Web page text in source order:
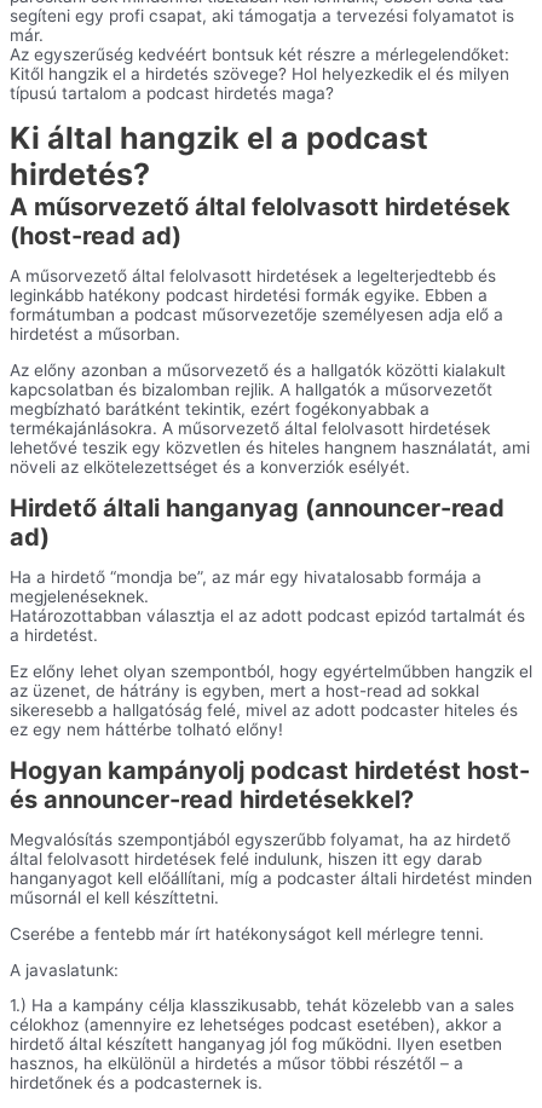
segíteni egy profi csapat, aki támogatja a tervezési folyamatot is
már.
Az egyszerűség kedvéért bontsuk két részre a mérlegelendőket:
Kitől hangzik el a hirdetés szövege? Hol helyezkedik el és milyen
típusú tartalom a podcast hirdetés maga?
Ki által hangzik el a podcast
hirdetés?
A műsorvezető által felolvasott hirdetések
(host-read ad)
A műsorvezető által felolvasott hirdetések a legelterjedtebb és
leginkább hatékony podcast hirdetési formák egyike. Ebben a
formátumban a podcast műsorvezetője személyesen adja elő a
hirdetést a műsorban.
Az előny azonban a műsorvezető és a hallgatók közötti kialakult
kapcsolatban és bizalomban rejlik. A hallgatók a műsorvezetőt
megbízható barátként tekintik, ezért fogékonyabbak a
termékajánlásokra. A műsorvezető által felolvasott hirdetések
lehetővé teszik egy közvetlen és hiteles hangnem használatát, ami
növeli az elkötelezettséget és a konverziók esélyét.
Hirdető általi hanganyag (announcer-read
ad)
Ha a hirdető “mondja be”, az már egy hivatalosabb formája a
megjelenéseknek.
Határozottabban választja el az adott podcast epizód tartalmát és
a hirdetést.
Ez előny lehet olyan szempontból, hogy egyértelműbben hangzik el
az üzenet, de hátrány is egyben, mert a host-read ad sokkal
sikeresebb a hallgatóság felé, mivel az adott podcaster hiteles és
ez egy nem háttérbe tolható előny!
Hogyan kampányolj podcast hirdetést host-
és announcer-read hirdetésekkel?
Megvalósítás szempontjából egyszerűbb folyamat, ha az hirdető
által felolvasott hirdetések felé indulunk, hiszen itt egy darab
hanganyagot kell előállítani, míg a podcaster általi hirdetést minden
műsornál el kell készíttetni.
Cserébe a fentebb már írt hatékonyságot kell mérlegre tenni.
A javaslatunk:
1.) Ha a kampány célja klasszikusabb, tehát közelebb van a sales
célokhoz (amennyire ez lehetséges podcast esetében), akkor a
hirdető által készített hanganyag jól fog működni. Ilyen esetben
hasznos, ha elkülönül a hirdetés a műsor többi részétől – a
hirdetőnek és a podcasternek is.